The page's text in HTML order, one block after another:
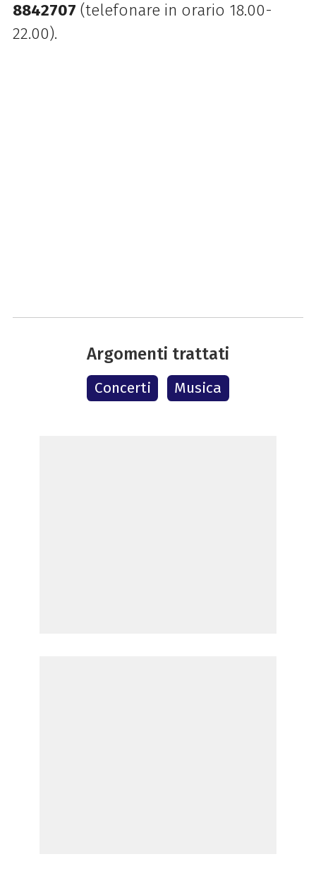
8842707 (telefonare in orario 18.00-
22.00).
Argomenti trattati
Concerti Musica